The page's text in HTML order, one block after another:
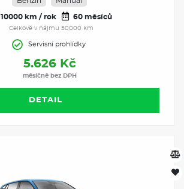
10000 km / rok 60 měsíců
Celkově v nájmu 50000 km
Servisní prohlídky
5.626 Kč
měsíčně bez DPH
DETAIL